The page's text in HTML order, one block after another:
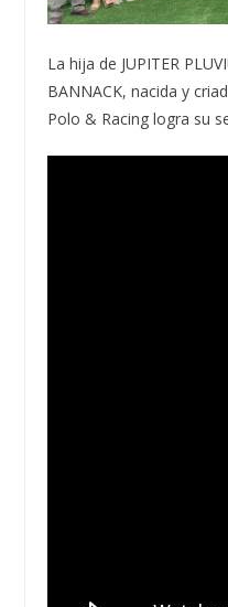
La hija de JUPITER
BANNACK, nacida y
Polo & Racing logra su